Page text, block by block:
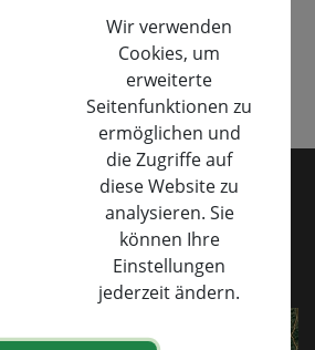
den ArtikelWir verwenden
Cookies, um
erweiterte
Seitenfunktionen zu
ermöglichen und
die Zugriffe auf
diese Website zu
analysieren. Sie
können Ihre
Einstellungen
jederzeit ändern.